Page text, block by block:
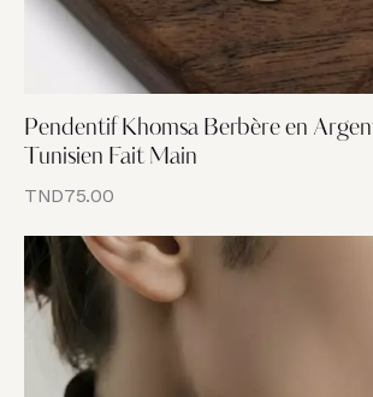
Pendentif Khomsa Berbère en
Tunisien Fait Main
TND75.00